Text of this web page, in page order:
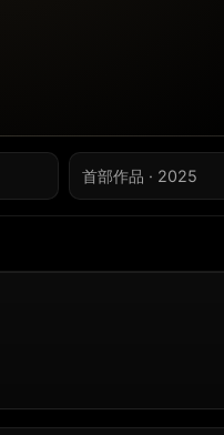
首部作品 · 2025